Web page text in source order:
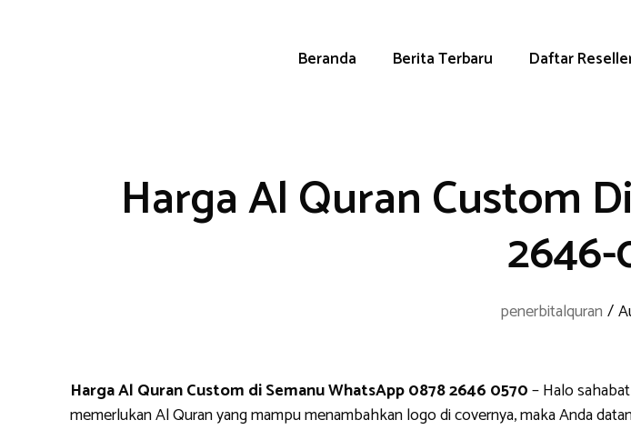
Beranda Berita Terbaru Daftar
Harga Al Quran Custom
penerbitalquran /
Harga Al Quran Custom di Semanu WhatsApp 0878 2646 0570– Halo
memerlukan Al Quran yang mampu menambahkan logo di covernya, maka Anda